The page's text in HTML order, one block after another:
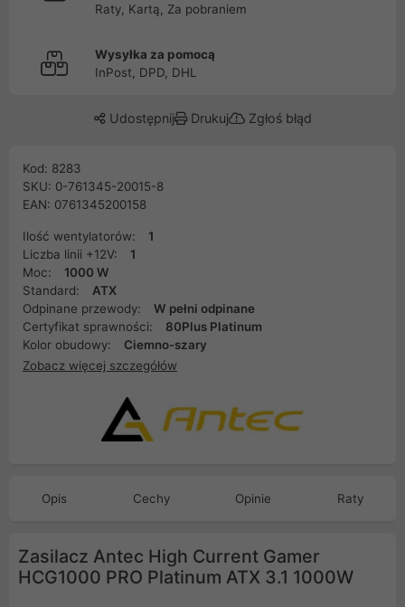
Raty, Kartą, Za pobraniem
Wysyłka za pomocą
InPost, DPD, DHL
Udostępnij Drukuj Zgłoś błąd
Kod: 8283
SKU: 0-761345-20015-8
EAN: 0761345200158
Ilość wentylatorów:
1
Liczba linii +12V:
1
Moc:
1000 W
Standard:
ATX
Odpinane przewody:
W pełni odpinane
Certyfikat sprawności:
80Plus Platinum
Kolor obudowy:
Ciemno-szary
Zobacz więcej szczegółów
Opis Cechy Opinie Raty
Zasilacz Antec High Current Gamer
HCG1000 PRO Platinum ATX 3.1 1000W